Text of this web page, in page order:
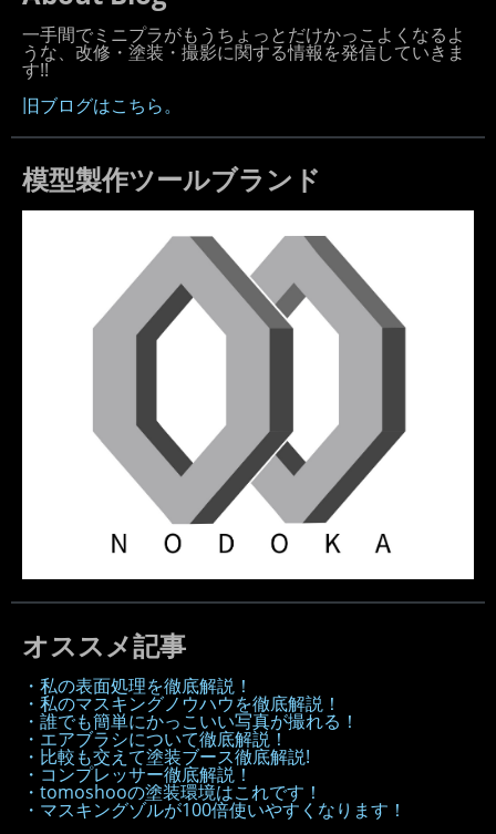
一手間でミニプラがもうちょっとだけかっこよくなるよ
うな、改修・塗装・撮影に関する情報を発信していきま
す!!
旧ブログはこちら。
模型製作ツールブランド
オススメ記事
・私の表面処理を徹底解説！
・私のマスキングノウハウを徹底解説！
・誰でも簡単にかっこいい写真が撮れる！
・エアブラシについて徹底解説！
・比較も交えて塗装ブース徹底解説!
・コンプレッサー徹底解説！
・tomoshooの塗装環境はこれです！
・マスキングゾルが100倍使いやすくなります！